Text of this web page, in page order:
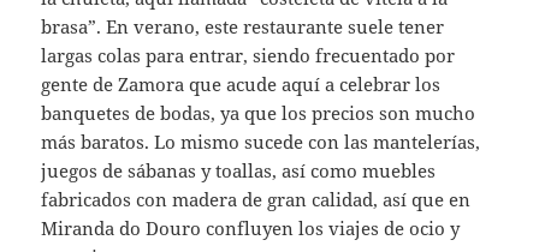
brasa”. En verano, este restaurante suele tener
largas colas para entrar, siendo frecuentado por
gente de Zamora que acude aquí a celebrar los
banquetes de bodas, ya que los precios son mucho
más baratos. Lo mismo sucede con las mantelerías,
juegos de sábanas y toallas, así como muebles
fabricados con madera de gran calidad, así que en
Miranda do Douro confluyen los viajes de ocio y